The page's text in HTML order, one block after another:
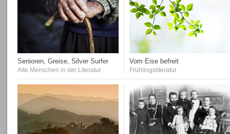
Senioren, Greise, Silver Surfer
Alte Menschen in der Literatur
Vom Eise befreit
Frühlingsliteratur